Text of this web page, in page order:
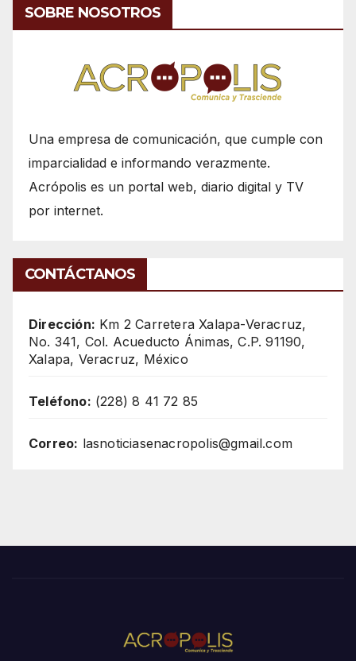
SOBRE NOSOTROS
Una empresa de comunicación, que cumple con
imparcialidad e informando verazmente.
Acrópolis es un portal web, diario digital y TV
por internet.
CONTÁCTANOS
Dirección: Km 2 Carretera Xalapa-Veracruz,
No. 341, Col. Acueducto Ánimas, C.P. 91190,
Xalapa, Veracruz, México
Teléfono: (228) 8 41 72 85
Correo: lasnoticiasenacropolis@gmail.com